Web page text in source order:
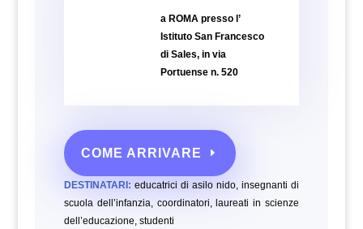
a ROMA presso l’
Istituto San Francesco
di Sales, in via
Portuense n. 520
COME ARRIVARE
DESTINATARI: educatrici di asilo nido, insegnanti di
scuola dell’infanzia, coordinatori, laureati in scienze
dell’educazione, studenti